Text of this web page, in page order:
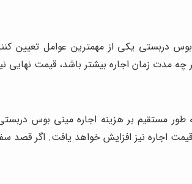
دربستی یکی از مهمترین عوامل تعیین
مدت زمان اجاره بیشتر باشد، قیمت نهایی
مستقیم بر هزینه اجاره مینی بوس
اجاره نیز افزایش خواهد یافت. اگر قصد